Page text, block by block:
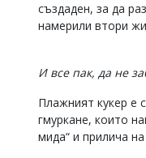
създаден, за да
намерили втори
И все пак, да не
Плажният кукер е
гмуркане, които
мида“ и прилича